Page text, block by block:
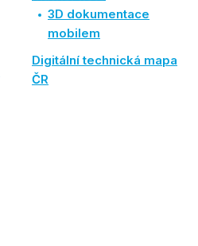
3D dokumentace
mobilem
Digitální technická mapa
ČR